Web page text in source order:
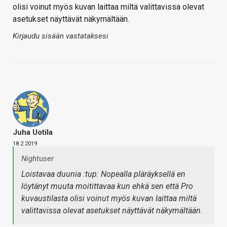
olisi voinut myös kuvan laittaa miltä valittavissa olevat
asetukset näyttävät näkymältään.
Kirjaudu sisään vastataksesi
Juha Uotila
18.2.2019
Nightuser
Loistavaa duunia :tup: Nopealla pläräyksellä en
löytänyt muuta moitittavaa kun ehkä sen että Pro
kuvaustilasta olisi voinut myös kuvan laittaa miltä
valittavissa olevat asetukset näyttävät näkymältään.